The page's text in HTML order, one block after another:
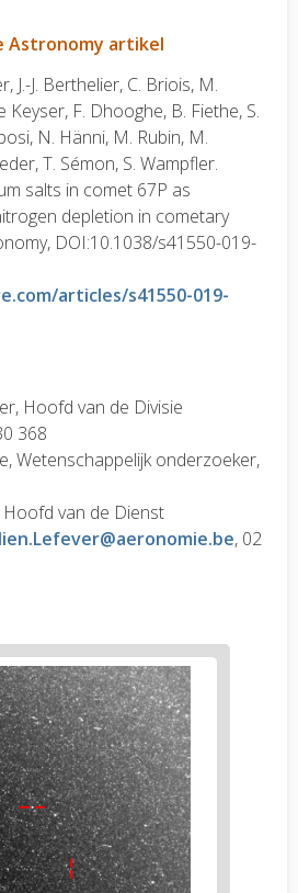
Astronomy artikel
J.-J. Berthelier, C. Briois, M.
Keyser, F. Dhooghe, B. Fiethe, S.
N. Hänni, M. Rubin, M.
T. Sémon, S. Wampfler.
salts in comet 67P as
depletion in cometary
DOI:10.1038/s41550-019-
articles/s41550-019-
Hoofd van de Divisie
368
Wetenschappelijk onderzoeker,
van de Dienst
, 02